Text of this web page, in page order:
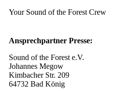
Your Sound of the Forest Crew
Ansprechpartner Presse:
Sound of the Forest e.V.
Johannes Megow
Kimbacher Str. 209
64732 Bad König